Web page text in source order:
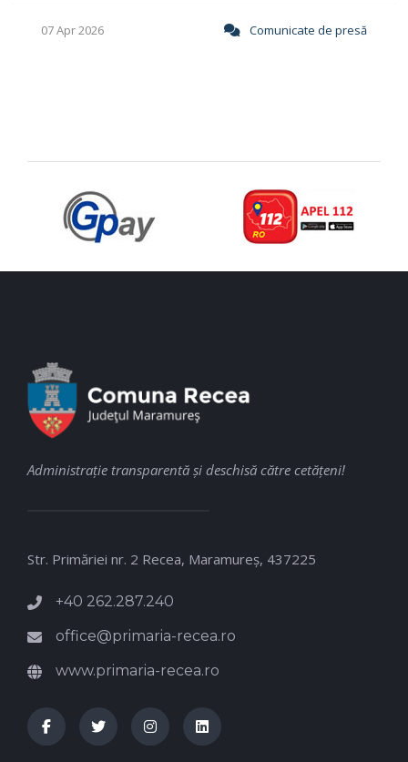
07 Apr 2026 Comunicate de presă
Administraţie transparentă şi deschisă către cetăţeni!
Str. Primăriei nr. 2 Recea, Maramureş, 437225
+40 262.287.240
office@primaria-recea.ro
www.primaria-recea.ro